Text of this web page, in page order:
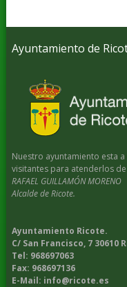
Ayuntamiento de
Nuestro ayuntamiento esta
visitantes para atenderlos
RAFAEL GUILLAMÓN MORENO
Alcalde de Ricote.
Ayuntamiento Ricote.
C/ San Francisco, 7 30610
Tel: 968697063
Fax: 968697136
E-Mail: info@ricote.es